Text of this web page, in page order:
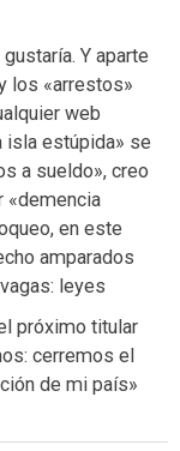
Y aparte
los «arrestos»
web
isla estúpida» se
a sueldo», creo
«demencia
en este
amparados
leyes
próximo titular
cerremos el
de mi país»